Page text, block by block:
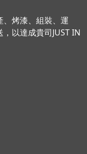
烤漆、組裝、運
以達成貴司JUST IN